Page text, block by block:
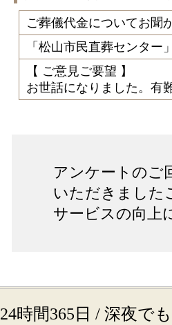
ご葬儀代金についてお聞
「松山市民直葬センター
【 ご意見ご要望 】
お世話になりました。有
アンケートのご
いただきました
サービスの向上
24時間365日 / 深夜で